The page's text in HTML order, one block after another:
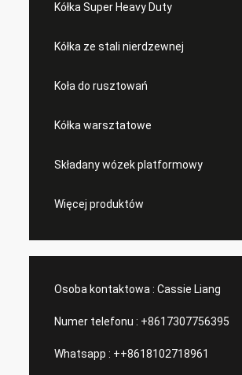
Kółka Super Heavy Duty
Kółka ze stali nierdzewnej
Koła do rusztowań
Kółka warsztatowe
Składany wózek platformowy
Więcej produktów
Osoba kontaktowa : Cassie Liang
Numer telefonu : +8617307756395
Whatsapp : ++8618102718961